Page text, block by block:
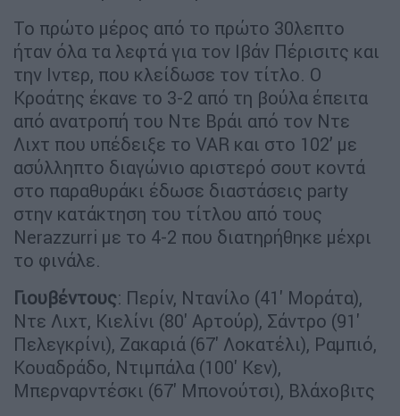
Το πρώτο μέρος από το πρώτο 30λεπτο
ήταν όλα τα λεφτά για τον Ιβάν Πέρισιτς και
την Ιντερ, που κλείδωσε τον τίτλο. Ο
Κροάτης έκανε το 3-2 από τη βούλα έπειτα
από ανατροπή του Ντε Βράι από τον Ντε
Λιχτ που υπέδειξε το VAR και στο 102’ με
ασύλληπτο διαγώνιο αριστερό σουτ κοντά
στο παραθυράκι έδωσε διαστάσεις party
στην κατάκτηση του τίτλου από τους
Nerazzurri με το 4-2 που διατηρήθηκε μέχρι
το φινάλε.
Γιουβέντους: Περίν, Ντανίλο (41' Μοράτα),
Ντε Λιχτ, Κιελίνι (80' Αρτούρ), Σάντρο (91'
Πελεγκρίνι), Ζακαριά (67' Λοκατέλι), Ραμπιό,
Κουαδράδο, Ντιμπάλα (100' Κεν),
Μπερναρντέσκι (67' Μπονούτσι), Βλάχοβιτς